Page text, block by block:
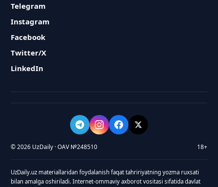
Telegram
Instagram
Facebook
Twitter/X
LinkedIn
© 2026 UzDaily · OAV №248510 18+
UzDaily.uz materiallaridan foydalanish faqat tahririyatning yozma ruxsati
bilan amalga oshiriladi. Internet-ommaviy axborot vositasi sifatida davlat